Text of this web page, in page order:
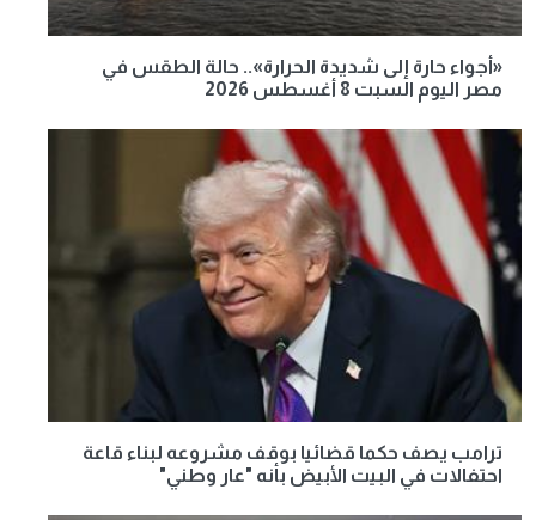
«أجواء حارة إلى شديدة الحرارة».. حالة الطقس في
مصر اليوم السبت 8 أغسطس 2026
ترامب يصف حكما قضائيا بوقف مشروعه لبناء قاعة
احتفالات في البيت الأبيض بأنه "عار وطني"